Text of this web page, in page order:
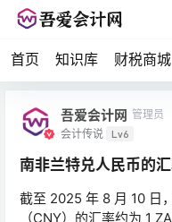
首页 知识库 财税商城
吾爱会计网 管理员
会计传说 Lv6
南非兰特兑人民币的汇
截至 2025 年 8 月 10 日
（CNY）的汇率约为 1